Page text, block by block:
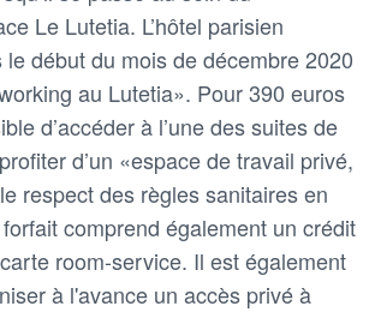
Le Lutetia. L’hôtel parisien
début du mois de décembre 2020
au Lutetia». Pour 390 euros
d’accéder à l’une des suites de
d’un «espace de travail privé,
respect des règles sanitaires en
comprend également un crédit
room-service. Il est également
à l'avance un accès privé à